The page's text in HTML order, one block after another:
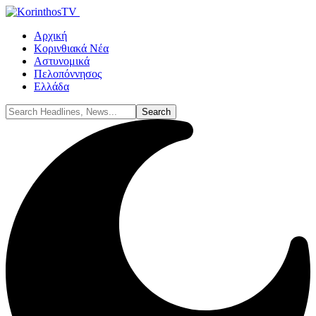
Αρχική
Κορινθιακά Νέα
Αστυνομικά
Πελοπόννησος
Ελλάδα